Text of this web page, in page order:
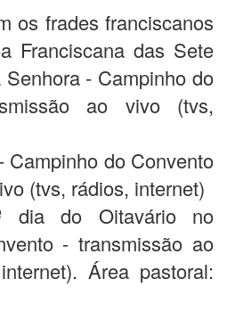
os frades franciscanos
Franciscana das Sete
- Campinho do
ao vivo (tvs,
Campinho do Convento
(tvs, rádios, internet)
dia do Oitavário no
- transmissão ao
Área pastoral: